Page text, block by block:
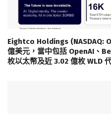
Eightco Holdings (NASDAQ:
億美元，當中包括 OpenAI、
枚以太幣及近 3.02 億枚 WLD